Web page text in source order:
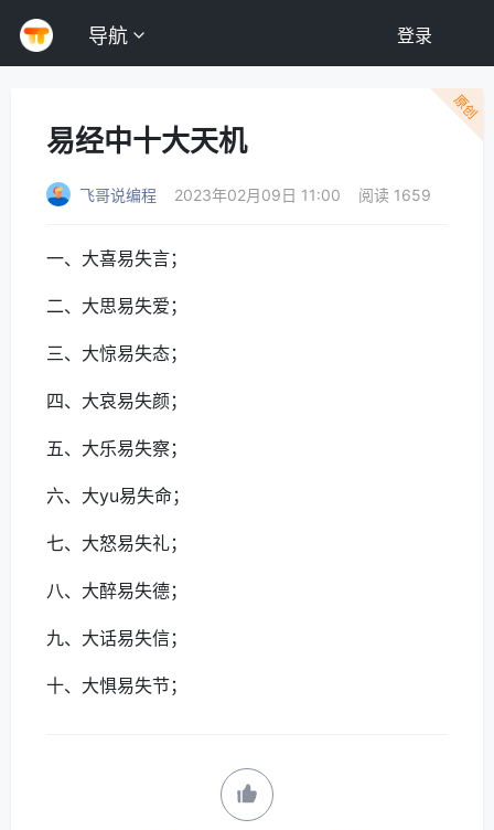
导航 登录
原创
易经中十大天机
飞哥说编程 2023年02月09日 11:00 阅读 1659
一、大喜易失言；
二、大思易失爱；
三、大惊易失态；
四、大哀易失颜；
五、大乐易失察；
六、大yu易失命；
七、大怒易失礼；
八、大醉易失德；
九、大话易失信；
十、大惧易失节；